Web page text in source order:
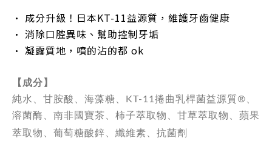
• 成分升級！日本KT-11益源質，維護牙齒健康
• 消除口腔異味、幫助控制牙垢
• 凝露質地，噴的沾的都 ok
【成分】
純水、甘胺酸、海藻糖、KT-11捲曲乳桿菌益源質®、
溶菌酶、南非國寶茶、柿子萃取物、甘草萃取物、蘋果
萃取物、葡萄糖酸鋅、纖維素、抗菌劑